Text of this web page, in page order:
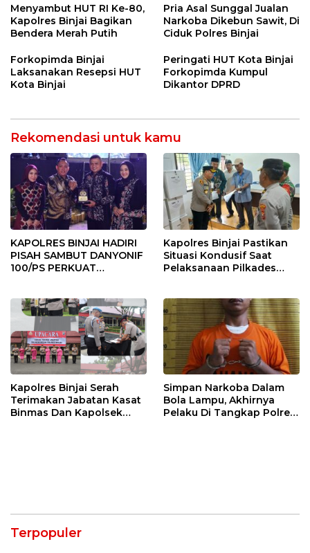
BINJAI
Menyeluruh bagi Pekerja”
Menyambut HUT RI Ke-80,
Kapolres Binjai Bagikan
Bendera Merah Putih
Pria Asal Sunggal Jualan
Narkoba Dikebun Sawit, Di
Ciduk Polres Binjai
Forkopimda Binjai
Laksanakan Resepsi HUT
Kota Binjai
Peringati HUT Kota Binjai
Forkopimda Kumpul
Dikantor DPRD
Rekomendasi untuk kamu
KAPOLRES BINJAI HADIRI
PISAH SAMBUT DANYONIF
100/PS PERKUAT
Kapolres Binjai Pastikan
Situasi Kondusif Saat
Pelaksanaan Pilkades
Kapolres Binjai Serah
Terimakan Jabatan Kasat
Binmas Dan Kapolsek
Simpan Narkoba Dalam
Bola Lampu, Akhirnya
Pelaku Di Tangkap Polres
Terpopuler